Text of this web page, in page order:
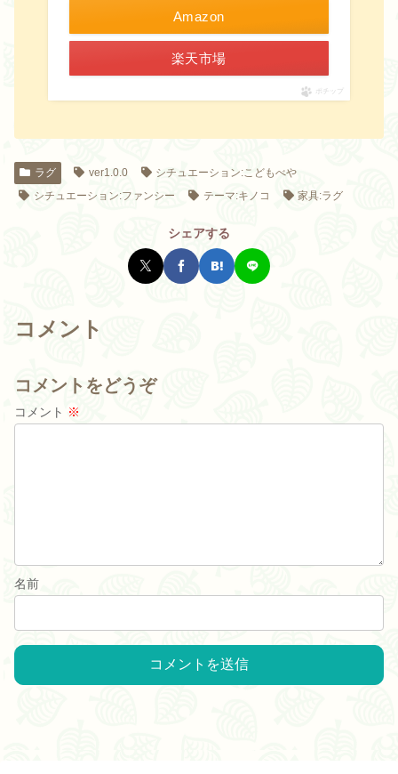
Amazon
楽天市場
ポチップ
ラグ ver1.0.0
シチュエーション:こどもべや
シチュエーション:ファンシー
テーマ:キノコ 家具:ラグ
シェアする
コメント
コメントをどうぞ
コメント ※
名前